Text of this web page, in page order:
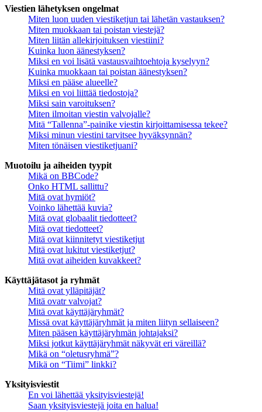
Viestien lähetyksen ongelmat
Miten luon uuden viestiketjun tai lähetän vastauksen?
Miten muokkaan tai poistan viestejä?
Miten liitän allekirjoituksen viestiini?
Kuinka luon äänestyksen?
Miksi en voi lisätä vastausvaihtoehtoja kyselyyn?
Kuinka muokkaan tai poistan äänestyksen?
Miksi en pääse alueelle?
Miksi en voi liittää tiedostoja?
Miksi sain varoituksen?
Miten ilmoitan viestin valvojalle?
Mitä “Tallenna”-painike viestin kirjoittamisessa tekee?
Miksi minun viestini tarvitsee hyväksynnän?
Miten tönäisen viestiketjuani?
Muotoilu ja aiheiden tyypit
Mikä on BBCode?
Onko HTML sallittu?
Mitä ovat hymiöt?
Voinko lähettää kuvia?
Mitä ovat globaalit tiedotteet?
Mitä ovat tiedotteet?
Mitä ovat kiinnitetyt viestiketjut
Mitä ovat lukitut viestiketjut?
Mitä ovat aiheiden kuvakkeet?
Käyttäjätasot ja ryhmät
Mitä ovat ylläpitäjät?
Mitä ovatr valvojat?
Mitä ovat käyttäjäryhmät?
Missä ovat käyttäjäryhmät ja miten liityn sellaiseen?
Miten pääsen käyttäjäryhmän johtajaksi?
Miksi jotkut käyttäjäryhmät näkyvät eri väreillä?
Mikä on “oletusryhmä”?
Mikä on “Tiimi” linkki?
Yksityisviestit
En voi lähettää yksityisviestejä!
Saan yksityisviestejä joita en halua!